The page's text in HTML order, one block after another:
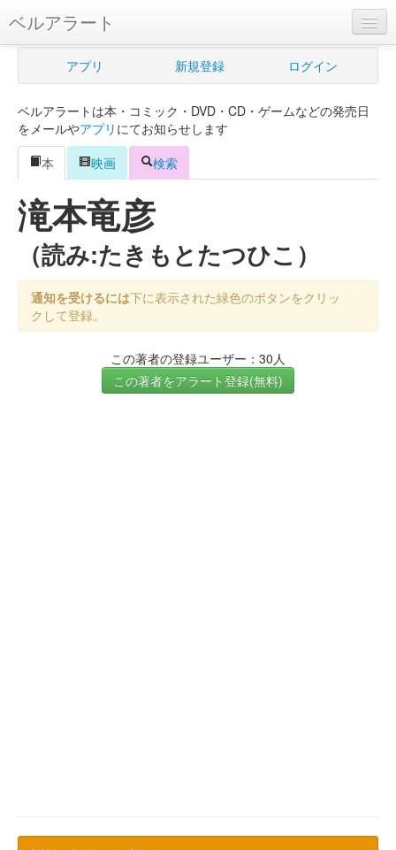
ベルアラート
ベルアラートとは
新規登録
ログイン
Myカレンダー
購入管理
Myシェルフ
プレミアム
アプリ 新規登録 ログイン
ベルアラートは本・コミック・DVD・CD・ゲームなどの発売日
をメールやアプリ にてお知らせします
本
映画 検索
滝本竜彦
（読み:たきもとたつひこ）
通知を受けるには下に表示された緑色のボタンをクリッ
クして登録。
この著者の登録ユーザー：30人
この著者をアラート登録(無料)